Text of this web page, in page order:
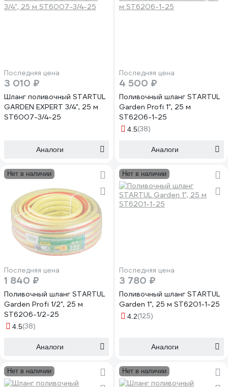
Последняя цена
3 010 ₽
Шланг поливочный STARTUL
GARDEN EXPERT 3/4", 25 м
ST6007-3/4-25
Аналоги
Последняя цена
4 500 ₽
Поливочный шланг STARTUL
Garden Profi 1", 25 м
ST6206-1-25
4.5(38)
Аналоги
Нет в наличии
Последняя цена
1 840 ₽
Поливочный шланг STARTUL
Garden Profi 1/2", 25 м
ST6206-1/2-25
4.5(38)
Аналоги
Нет в наличии
Последняя цена
3 780 ₽
Поливочный шланг STARTUL
Garden 1", 25 м ST6201-1-25
4.2(125)
Аналоги
Нет в наличии Нет в наличии